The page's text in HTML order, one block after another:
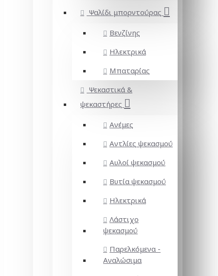
Ψαλίδι μπορντούρας
Βενζίνης
Ηλεκτρικά
Μπαταρίας
Ψεκαστικά &
ψεκαστήρες
Ανέμες
Αντλίες ψεκασμού
Αυλοί ψεκασμού
Βυτία ψεκασμού
Ηλεκτρικά
Λάστιχο
ψεκασμού
Παρελκόμενα -
Αναλώσιμα